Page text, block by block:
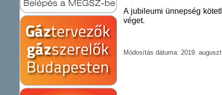
A jubileumi ünnepség
véget.
Módosítás dátuma: 2019.